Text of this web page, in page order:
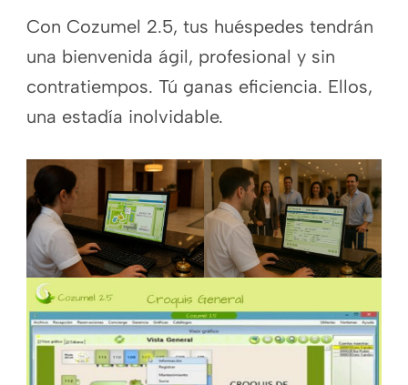
Con Cozumel 2.5, tus huéspedes tendrán
una bienvenida ágil, profesional y sin
contratiempos. Tú ganas eficiencia. Ellos,
una estadía inolvidable.